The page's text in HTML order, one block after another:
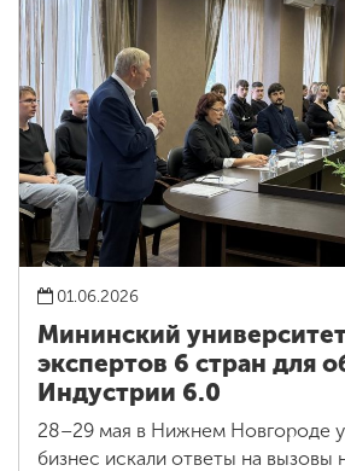
01.06.2026
Мининский
экспертов 6 стран для
Индустрии 6.0
28–29 мая в Нижнем Новгороде
бизнес искали ответы на